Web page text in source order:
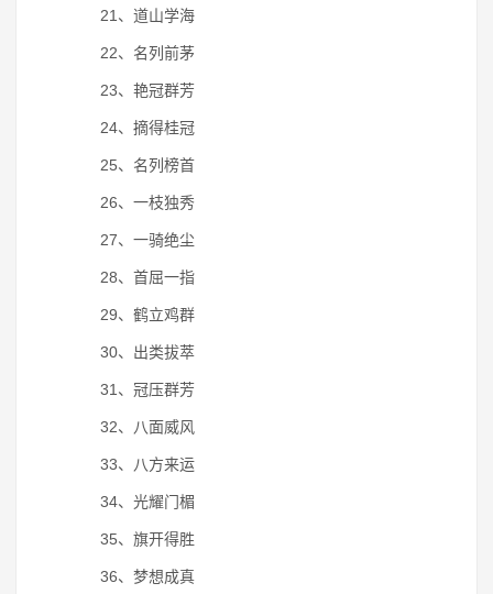
21、道山学海
22、名列前茅
23、艳冠群芳
24、摘得桂冠
25、名列榜首
26、一枝独秀
27、一骑绝尘
28、首屈一指
29、鹤立鸡群
30、出类拔萃
31、冠压群芳
32、八面威风
33、八方来运
34、光耀门楣
35、旗开得胜
36、梦想成真